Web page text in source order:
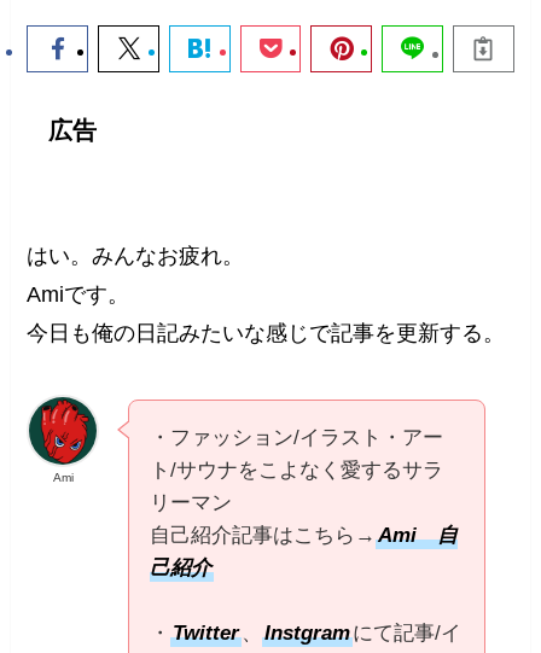
広告
はい。みんなお疲れ。
Amiです。
今日も俺の日記みたいな感じで記事を更新する。
Ami
・ファッション/イラスト・アー
ト/サウナをこよなく愛するサラ
リーマン
自己紹介記事はこちら→Ami 自
己紹介
・Twitter、Instgramにて記事/イ